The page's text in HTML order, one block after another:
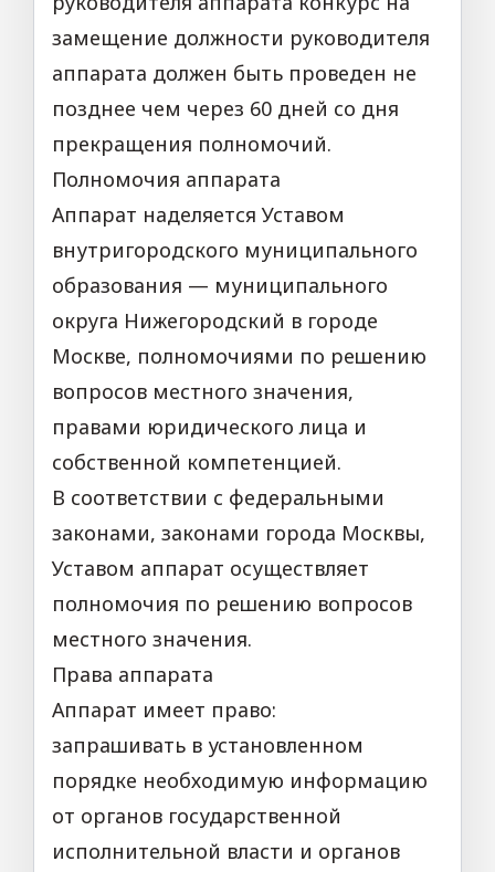
замещение должности руководителя
аппарата должен быть проведен не
позднее чем через 60 дней со дня
прекращения полномочий.
Полномочия аппарата
Аппарат наделяется Уставом
внутригородского муниципального
образования — муниципального
округа Нижегородский в городе
Москве, полномочиями по решению
вопросов местного значения,
правами юридического лица и
собственной компетенцией.
В соответствии с федеральными
законами, законами города Москвы,
Уставом аппарат осуществляет
полномочия по решению вопросов
местного значения.
Права аппарата
Аппарат имеет право:
запрашивать в установленном
порядке необходимую информацию
от органов государственной
исполнительной власти и органов